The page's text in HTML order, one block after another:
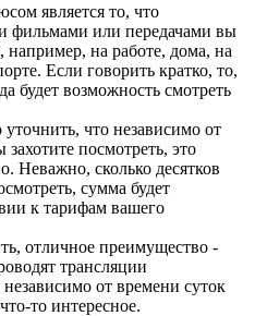
является то, что
фильмами или передачами вы
например, на работе, дома, на
Если говорить кратко, то,
будет возможность смотреть
что независимо от
захотите посмотреть, это
Неважно, сколько десятков
сумма будет
к тарифам вашего
отличное преимущество -
трансляции
от времени суток
то интересное.